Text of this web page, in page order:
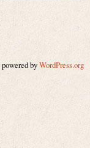
byWordPress.org